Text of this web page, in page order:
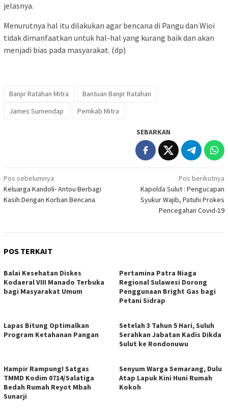
jelasnya.
Menurutnya hal itu dilakukan agar bencana di Pangu dan Wioi
tidak dimanfaatkan untuk hal-hal yang kurang baik dan akan
menjadi bias pada masyarakat. (dp)
Banjir Ratahan Mitra
Bantuan Banjir Ratahan
James Sumendap
Pemkab Mitra
SEBARKAN
Navigasi
pos
Pos sebelumnya
Keluarga Kandoli- Antou Berbagi
Kasih Dengan Korban Bencana
Pos berikutnya
Kapolda Sulut : Pengucapan
Syukur Wajib, Patuhi Prokes
Pencegahan Covid-19
POS TERKAIT
Balai Kesehatan Diskes
Kodaeral VIII Manado Terbuka
bagi Masyarakat Umum
Pertamina Patra Niaga
Regional Sulawesi Dorong
Penggunaan Bright Gas bagi
Petani Sidrap
Lapas Bitung Optimalkan
Program Ketahanan Pangan
Setelah 3 Tahun 5 Hari, Suluh
Serahkan Jabatan Kadis Dikda
Sulut ke Rondonuwu
Hampir Rampung! Satgas
TMMD Kodim 0714/Salatiga
Bedah Rumah Reyot Mbah
Sunarji
Senyum Warga Semarang, Dulu
Atap Lapuk Kini Huni Rumah
Kokoh